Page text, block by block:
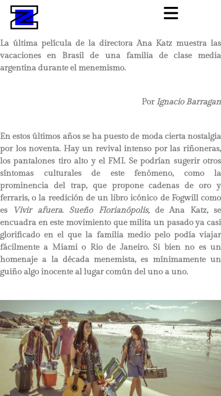
La última película de la directora Ana Katz muestra las
vacaciones en Brasil de una familia de clase media
argentina durante el menemismo.
Por Ignacio Barragan
En estos últimos años se ha puesto de moda cierta nostalgia
por los noventa. Hay un revival intenso por las riñoneras,
los pantalones tiro alto y el FMI. Se podrían sugerir otros
síntomas culturales de este fenómeno, como la
prominencia del trap, que propone cadenas de oro y
ferraris, o la reedición de un libro icónico de Fogwill como
es
Vivir afuera. Sueño Florianópolis,de Ana Katz, se
encuadra en este movimiento que milita un pasado ya casi
glorificado en el que la familia medio pelo podía viajar
fácilmente a Miami o Rio de Janeiro. Si bien no es un
homenaje a la década menemista, es mínimamente un
guiño algo inocente al lugar común del uno a uno.